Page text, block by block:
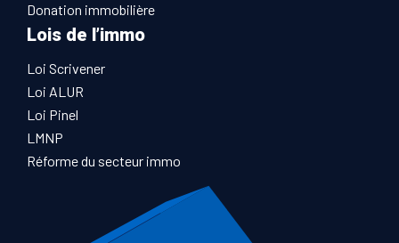
Donation immobilière
Lois de l’immo
Loi Scrivener
Loi ALUR
Loi Pinel
LMNP
Réforme du secteur immo